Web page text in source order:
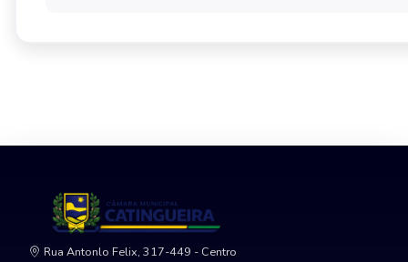
Rua Antonlo Felix, 317-449 - Centro